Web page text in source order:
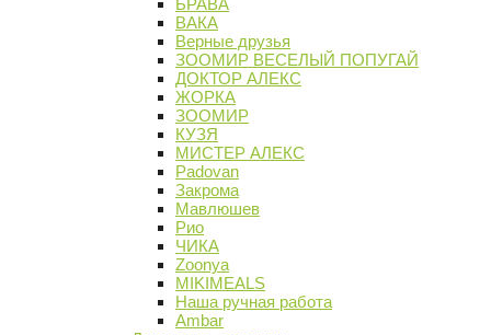
БРАВА
ВАКА
Верные друзья
ЗООМИР ВЕСЕЛЫЙ ПОПУГАЙ
ДОКТОР АЛЕКС
ЖОРКА
ЗООМИР
КУЗЯ
МИСТЕР АЛЕКС
Padovan
Закрома
Мавлюшев
Рио
ЧИКА
Zoonya
MIKIMEALS
Наша ручная работа
Ambar